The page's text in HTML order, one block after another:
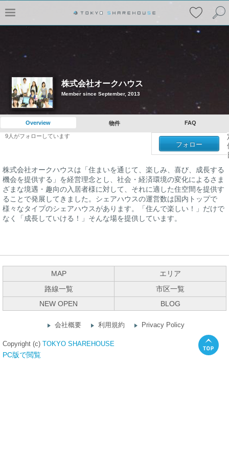
株式会社オークハウス
Member since September, 2013
Overview 物件 FAQ
9 人がフォローしています
フォロー
株式会社オークハウスは「住まいを通じて、楽しみ、喜び、成長する
機会を提供する」を経営理念とし、社会・経済環境の変化によるさま
ざまな境遇・趣向の入居者様に対して、それに適した住空間を提供す
ることで発展してきました。シェアハウスの運営数は国内トップで
様々なタイプのシェアハウスがあります。「住んで楽しい！」だけで
なく「成長していける！」そんな場を提供しています。
MAP
エリア
路線一覧
市区一覧
NEW OPEN
BLOG
会社概要 利用規約 Privacy Policy
Copyright (c) TOKYO SHAREHOUSE
PC版で閲覧